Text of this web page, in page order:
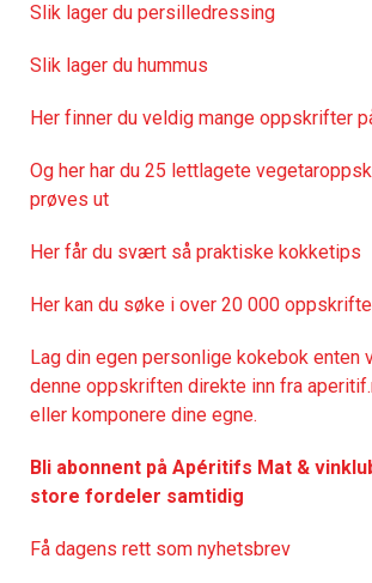
Slik lager du persilledressing
Slik lager du hummus
Her finner du veldig mange oppskrifter
Og her har du 25 lettlagete
prøves ut
Her får du svært så praktiske kokketips
Her kan du søke i over 20 000
Lag din egen personlige kokebok enten
denne oppskriften direkte inn fra
eller komponere dine egne.
Bli abonnent på Apéritifs Mat &
store fordeler samtidig
Få dagens rett som nyhetsbrev